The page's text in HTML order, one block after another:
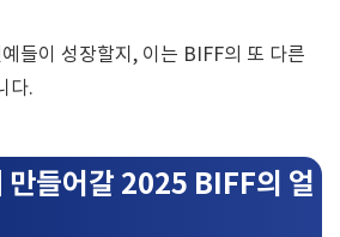
들이 성장할지, 이는 BIFF의 또 다른
다.
만들어갈 2025 BIFF의 얼